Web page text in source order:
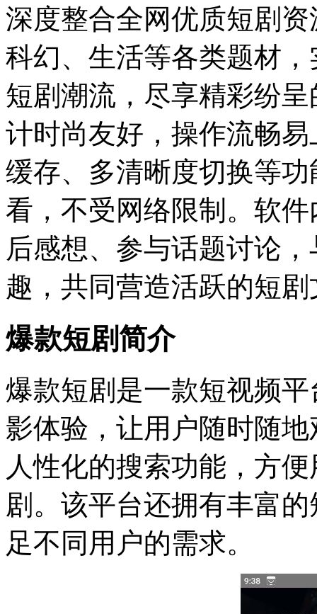
深度整合全网优质短剧
科幻、生活等各类题材
短剧潮流，尽享精彩纷
计时尚友好，操作流畅
缓存、多清晰度切换等
看，不受网络限制。软
后感想、参与话题讨论
趣，共同营造活跃的短
爆款短剧简介
爆款短剧是一款短视频
影体验，让用户随时随
人性化的搜索功能，方
剧。该平台还拥有丰富
足不同用户的需求。